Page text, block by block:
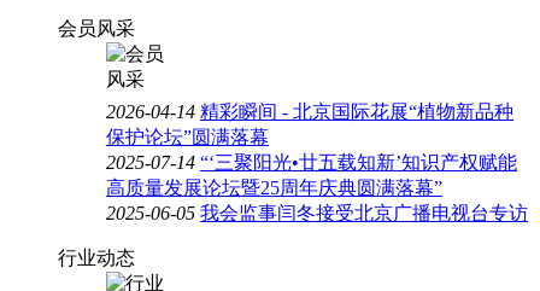
会员风采
2026-04-14 精彩瞬间 - 北京国际花展“植物新品种
保护论坛”圆满落幕
2025-07-14 “‘三聚阳光•廿五载知新’知识产权赋能
高质量发展论坛暨25周年庆典圆满落幕”
2025-06-05 我会监事闫冬接受北京广播电视台专访
行业动态